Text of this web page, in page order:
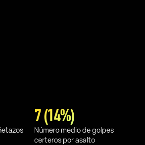
7 (14%)
Número medio de golpes
certeros por asalto